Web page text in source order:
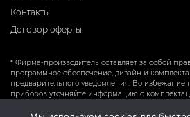
Контакты
Договор оферты
* Фирма-производитель оставляет за собой
программное обеспечение, дизайн и
предварительного уведомления. Во избежание
приборов уточняйте информацию о
является публичной офертой.